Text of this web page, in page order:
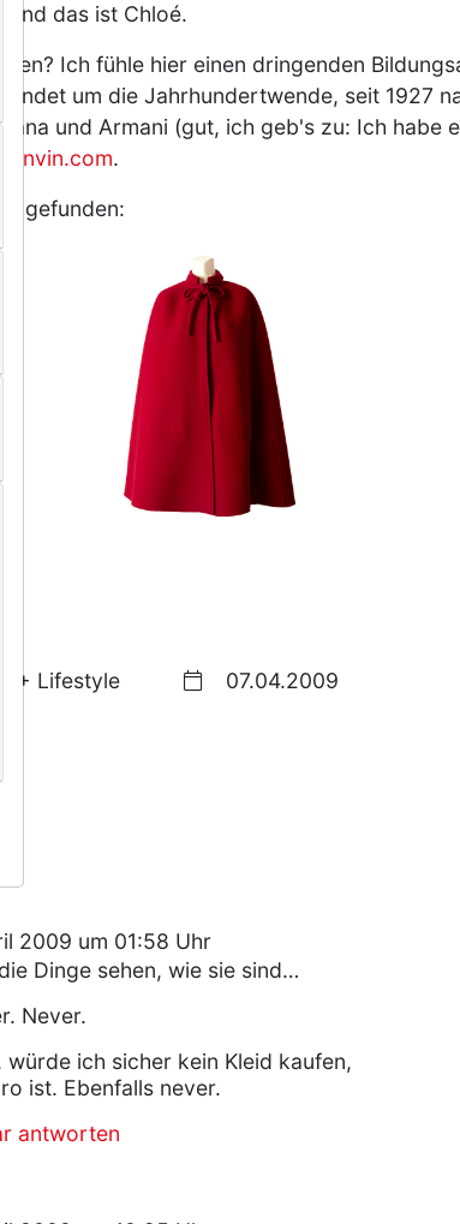
und das ist Chloé.
Ich fühle hier einen dringenden
um die Jahrhundertwende, seit 1927
und Armani (gut, ich geb's zu: Ich habe
.
gefunden:
Lifestyle
07.04.2009
2009 um 01:58 Uhr
Dinge sehen, wie sie sind…
Never.
ich sicher kein Kleid kaufen,
ist. Ebenfalls never.
antworten